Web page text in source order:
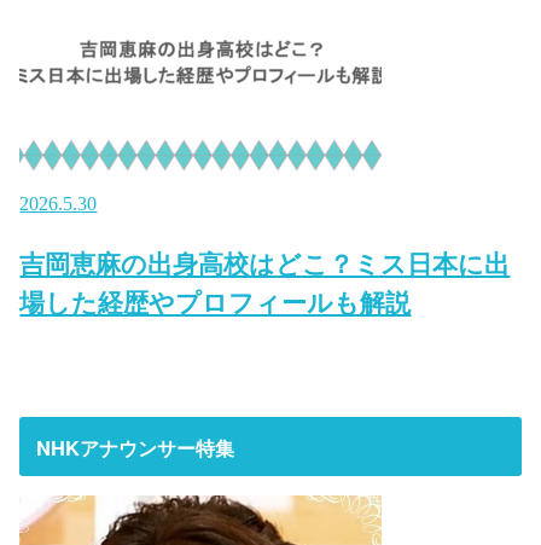
2026.5.30
吉岡恵麻の出身高校はどこ？ミス日本に出
場した経歴やプロフィールも解説
NHKアナウンサー特集